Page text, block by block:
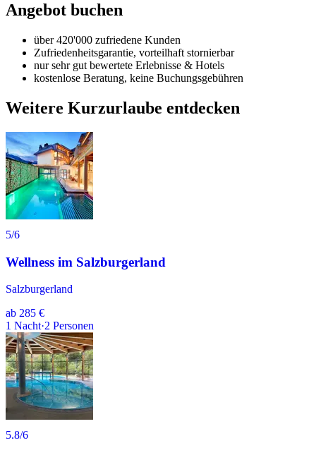
Angebot buchen
über 420'000 zufriedene Kunden
Zufriedenheitsgarantie, vorteilhaft stornierbar
nur sehr gut bewertete Erlebnisse & Hotels
kostenlose Beratung, keine Buchungsgebühren
Weitere Kurzurlaube entdecken
5/6
Wellness im Salzburgerland
Salzburgerland
ab 285 €
1 Nacht·2 Personen
5.8/6